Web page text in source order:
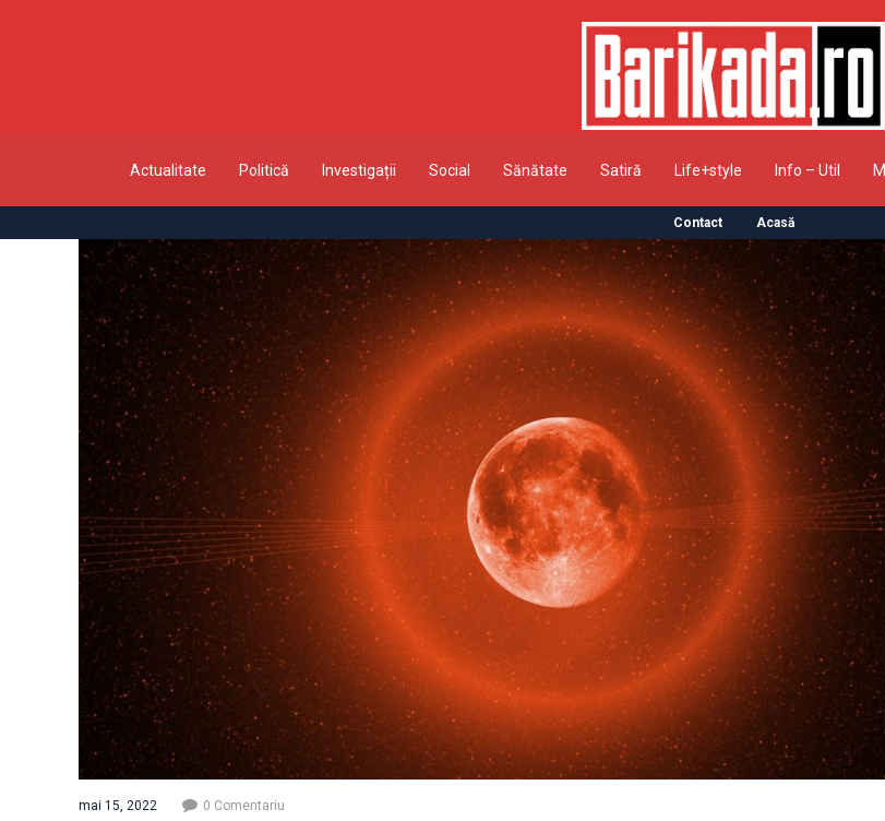
Actualitate Politică Investigații Social Sănătate Satiră Life+style Info – Util
Contact Acasă
mai 15, 2022 0 Comentariu